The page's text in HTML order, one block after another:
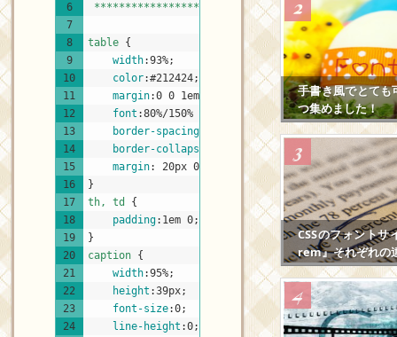
6
7
8
9
10
11
12
13
14
15
16
17
18
19
20
21
22
23
24
table {
width:93%;
color:#212424;
margin:0 0 1em
font :80%/150% "Lucida Grande", "Lucida Sans
border-spacing:
border-collapse
collapse;
margin: 20px 0
}
th, td
{
padding: 1em 0;
}
caption {
width:95%;
height :39px;
font-size:0;
line-height :0;
手書き風でとても
つ集めました！
CSSのフォント
rem』それぞれの